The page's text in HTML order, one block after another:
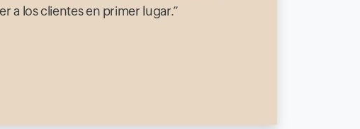
a los clientes en primer lugar.